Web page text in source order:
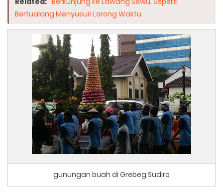
Bertualang Menyusuri Lorong Waktu
gunungan buah di Grebeg Sudiro